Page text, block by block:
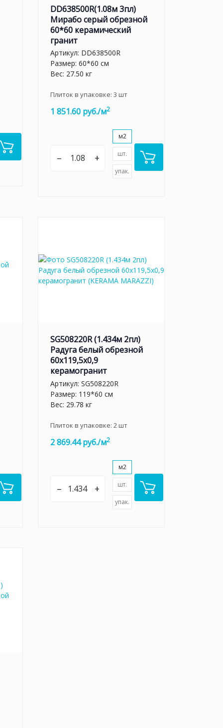
DD638500R(1.08м 3пл)
Мирабо серый обрезной
60*60 керамический
гранит
Артикул: DD638500R
Размер: 60*60 см
Вес: 27.50 кг
Плиток в упаковке: 3 шт
1 851.60 руб./м2
– +
м2
шт.
упак.
SG508220R (1.434м 2пл)
Радуга белый обрезной
60x119,5x0,9
керамогранит
Артикул: SG508220R
Размер: 119*60 см
Вес: 29.78 кг
Плиток в упаковке: 2 шт
2 869.44 руб./м2
– +
м2
шт.
упак.